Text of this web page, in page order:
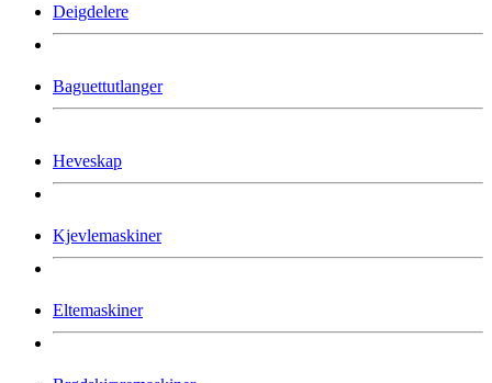
Deigdelere
Baguettutlanger
Heveskap
Kjevlemaskiner
Eltemaskiner